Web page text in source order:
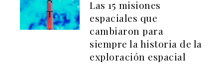
Las 15 misiones
espaciales que
cambiaron para
siempre la historia de la
exploración espacial